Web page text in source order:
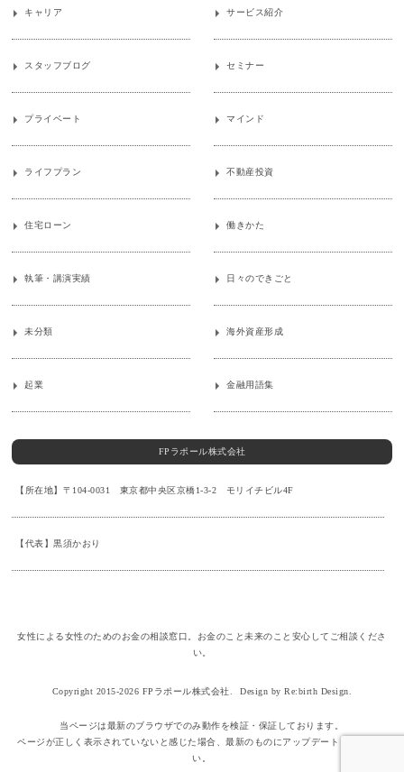
キャリア サービス紹介
スタッフブログ セミナー
プライベート マインド
ライフプラン 不動産投資
住宅ローン 働きかた
執筆・講演実績 日々のできごと
未分類 海外資産形成
起業 金融用語集
FPラポール株式会社
【所在地】〒104-0031 東京都中央区京橋1-3-2 モリイチビル4F
【代表】黒須かおり
女性による女性のためのお金の相談窓口。お金のこと未来のこと安心してご相談くださ
い。
Copyright 2015-2026 FPラポール株式会社. Design by Re:birth Design.
当ページは最新のブラウザでのみ動作を検証・保証しております。
ページが正しく表示されていないと感じた場合、最新のものにアップデートしてくださ
い。